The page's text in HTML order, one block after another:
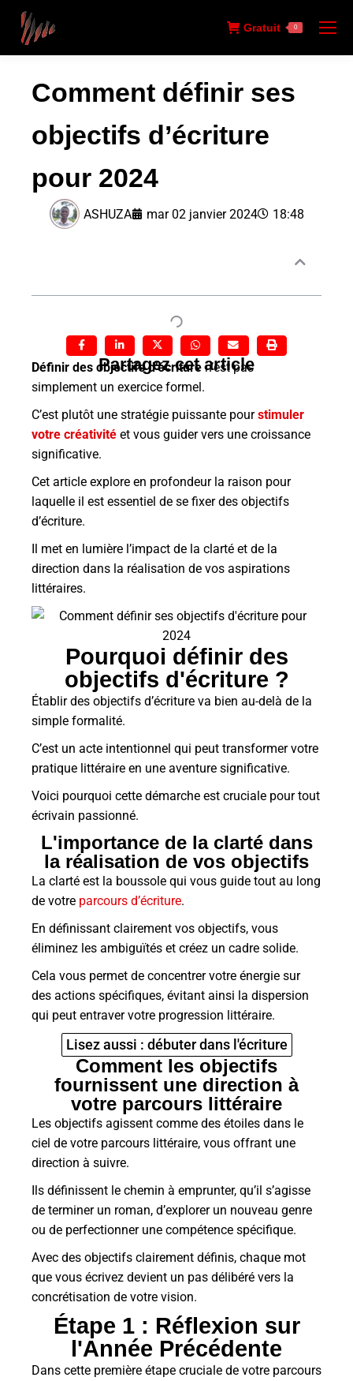
Gratuit 0
Comment définir ses
objectifs d’écriture
pour 2024
ASHUZA mar 02 janvier 2024 18:48
Partagez cet article
Définir des objectifs d’écrituren’est pas
simplement un exercice formel.
C’est plutôt une stratégie puissante pourstimuler
votre créativité et vous guider vers une croissance
significative.
Cet article explore en profondeur la raison pour
laquelle il est essentiel de se fixer des objectifs
d’écriture.
Il met en lumière l’impact de la clarté et de la
direction dans la réalisation de vos aspirations
littéraires.
Pourquoi définir des
objectifs d'écriture ?
Établir des objectifs d’écriture va bien au-delà de la
simple formalité.
C’est un acte intentionnel qui peut transformer votre
pratique littéraire en une aventure significative.
Voici pourquoi cette démarche est cruciale pour tout
écrivain passionné.
L'importance de la clarté dans
la réalisation de vos objectifs
La clarté est la boussole qui vous guide tout au long
de votre parcours d’écriture.
En définissant clairement vos objectifs, vous
éliminez les ambiguïtés et créez un cadre solide.
Cela vous permet de concentrer votre énergie sur
des actions spécifiques, évitant ainsi la dispersion
qui peut entraver votre progression littéraire.
Lisez aussi : débuter dans l'écriture
Comment les objectifs
fournissent une direction à
votre parcours littéraire
Les objectifs agissent comme des étoiles dans le
ciel de votre parcours littéraire, vous offrant une
direction à suivre.
Ils définissent le chemin à emprunter, qu’il s’agisse
de terminer un roman, d’explorer un nouveau genre
ou de perfectionner une compétence spécifique.
Avec des objectifs clairement définis, chaque mot
que vous écrivez devient un pas délibéré vers la
concrétisation de votre vision.
Étape 1 : Réflexion sur
l'Année Précédente
Dans cette première étape cruciale de votre parcours